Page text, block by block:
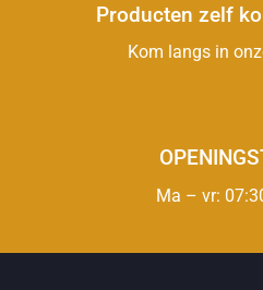
Producten zelf
Kom langs in
Ma – vr: